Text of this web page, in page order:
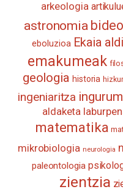
arkeologia
astronomia
eboluzioa Ekaia
emakumeak
geologia historia
ingeniaritza
aldaketa
matematika
mikrobiologia neurologia
paleontologia
zientzia